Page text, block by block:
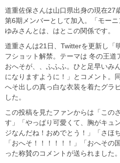
道重佐保さんは山口県出身の現在27
第6期メンバーとして加入。「モー
ゆみさんとは、はとこの関係です。
道重さんは21日、Twitterを更新し「
フショット解禁。テーマは 冬の王道
おへそが、、ふふふ。ひと足早いみ
になりますように！」とコメント。
へそ出しの真っ白な衣装を着たグラ
した。
この投稿を見たファンからは「この
す」「やっぱり可愛くて、胸がキュ
ジなんだね！おめでとう！」「さほ
「おへそ！！！！！！」「おへその
った称賛のコメントが送られました。